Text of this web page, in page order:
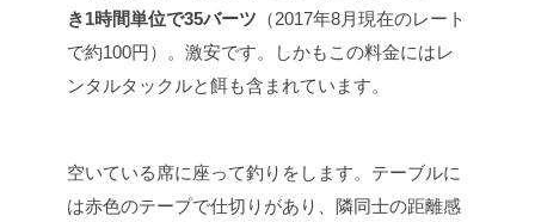
き1時間単位で35バーツ （2017年8月現在のレート
で約100円）。激安です。しかもこの料金にはレ
ンタルタックルと餌も含まれています。
空いている席に座って釣りをします。テーブルに
は赤色のテープで仕切りがあり、隣同士の距離感